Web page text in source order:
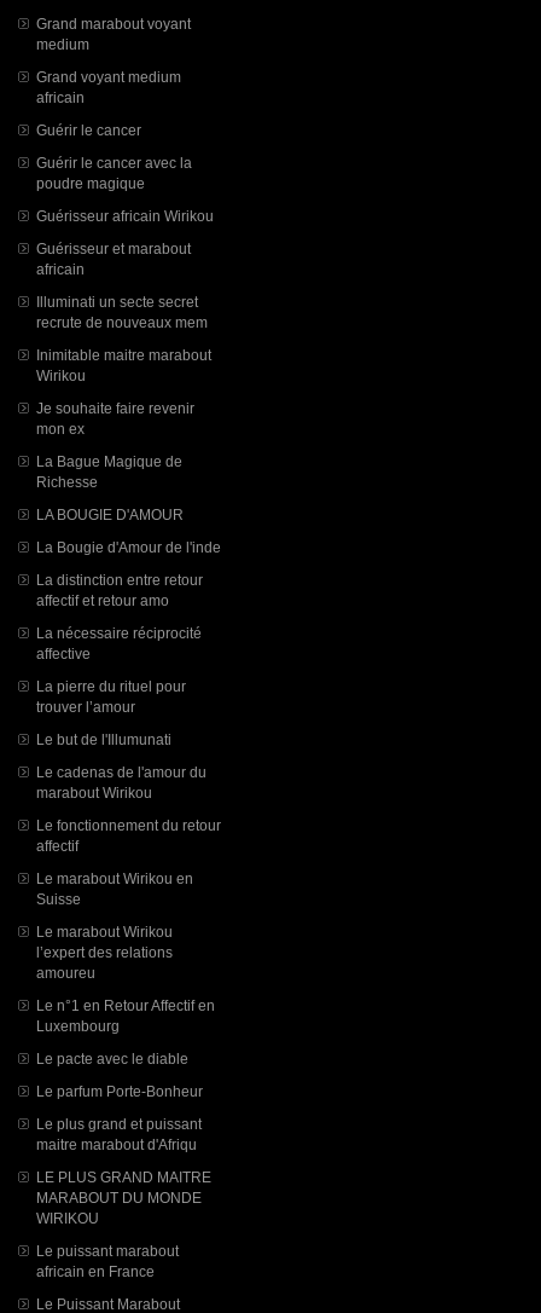
Grand marabout voyant
medium
Grand voyant medium
africain
Guérir le cancer
Guérir le cancer avec la
poudre magique
Guérisseur africain Wirikou
Guérisseur et marabout
africain
Illuminati un secte secret
recrute de nouveaux mem
Inimitable maitre marabout
Wirikou
Je souhaite faire revenir
mon ex
La Bague Magique de
Richesse
LA BOUGIE D'AMOUR
La Bougie d'Amour de l'inde
La distinction entre retour
affectif et retour amo
La nécessaire réciprocité
affective
La pierre du rituel pour
trouver l’amour
Le but de l'Illumunati
Le cadenas de l'amour du
marabout Wirikou
Le fonctionnement du retour
affectif
Le marabout Wirikou en
Suisse
Le marabout Wirikou
l’expert des relations
amoureu
Le n°1 en Retour Affectif en
Luxembourg
Le pacte avec le diable
Le parfum Porte-Bonheur
Le plus grand et puissant
maitre marabout d'Afriqu
LE PLUS GRAND MAITRE
MARABOUT DU MONDE
WIRIKOU
Le puissant marabout
africain en France
Le Puissant Marabout